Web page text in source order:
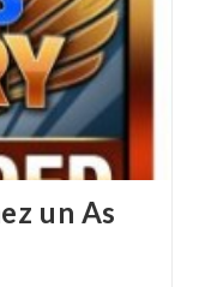
un As